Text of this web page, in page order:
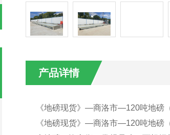
产品详情
《地磅现货》—商洛市—120吨地磅
《地磅现货》—商洛市—120吨地磅